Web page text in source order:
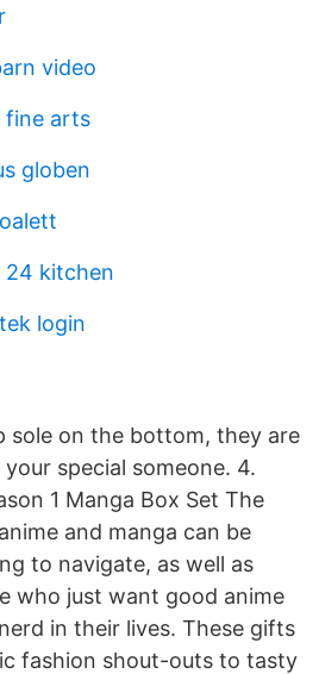
video
fine arts
globen
24 kitchen
login
sole on the bottom, they are
special someone. 4.
1 Manga Box Set The
and manga can be
to navigate, as well as
who just want good anime
in their lives. These gifts
fashion shout-outs to tasty